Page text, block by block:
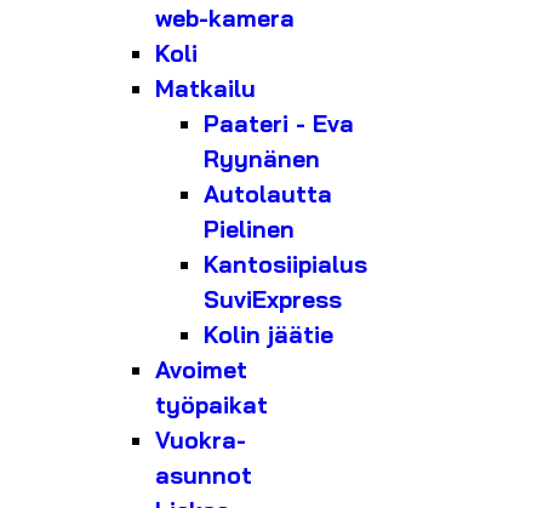
web-kamera
Koli
Matkailu
Paateri - Eva
Ryynänen
Autolautta
Pielinen
Kantosiipialus
SuviExpress
Kolin jäätie
Avoimet
työpaikat
Vuokra-
asunnot